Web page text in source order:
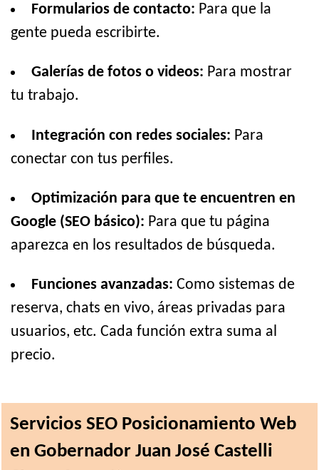
Formularios de contacto: Para que la
gente pueda escribirte.
Galerías de fotos o videos: Para mostrar
tu trabajo.
Integración con redes sociales: Para
conectar con tus perfiles.
Optimización para que te encuentren en
Google (SEO básico): Para que tu página
aparezca en los resultados de búsqueda.
Funciones avanzadas: Como sistemas de
reserva, chats en vivo, áreas privadas para
usuarios, etc. Cada función extra suma al
precio.
Servicios SEO Posicionamiento Web
en Gobernador Juan José Castelli